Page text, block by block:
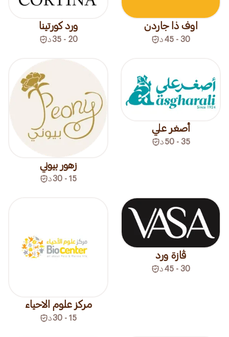
اوف ذا جاردن
30 - 45 د
ورد كورتينا
20 - 35 د
أصغر علي
35 - 50 د
زهور بيوني
15 - 30 د
ڤازة ورد
30 - 45 د
مركز علوم الاحياء
15 - 30 د